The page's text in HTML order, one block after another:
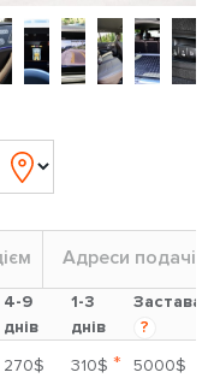
Адреси подачі
4-9
днів
1-3
днів
Застава
?
270$ 310$ * 5000$